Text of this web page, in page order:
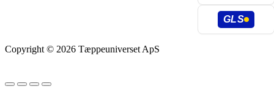
GLS
Copyright © 2026 Tæppeuniverset ApS